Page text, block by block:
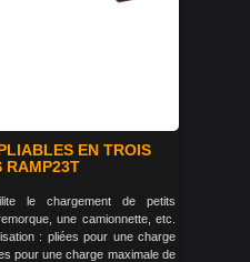
EN TROIS
RAMP23T
le chargement de petits
une camionnette, etc.
: pliées pour une charge
pour une charge maximale de